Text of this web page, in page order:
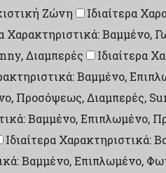
Ζώνη Ιδιαίτερα
Χαρακτηριστικά:
Διαμπερές
Ιδιαίτερα
Βαμμένο,
Προσόψεως, Διαμπερές,
Βαμμένο, Επιπλωμένο,
Ιδιαίτερα Χαρακτηριστικά:
Βαμμένο, Επιπλωμένο,